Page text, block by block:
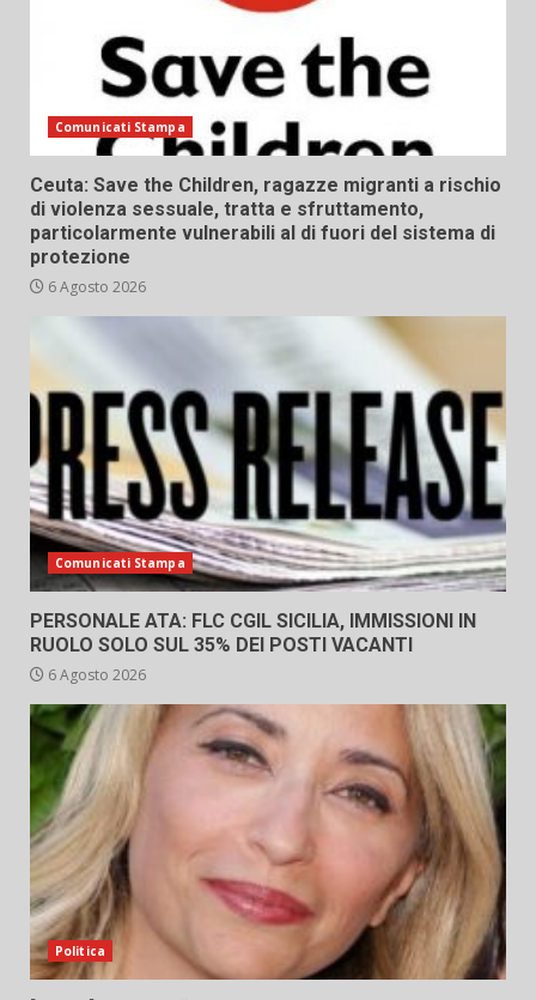
Comunicati Stampa
Ceuta: Save the Children, ragazze migranti a rischio
di violenza sessuale, tratta e sfruttamento,
particolarmente vulnerabili al di fuori del sistema di
protezione
6 Agosto 2026
Comunicati Stampa
PERSONALE ATA: FLC CGIL SICILIA, IMMISSIONI IN
RUOLO SOLO SUL 35% DEI POSTI VACANTI
6 Agosto 2026
Politica